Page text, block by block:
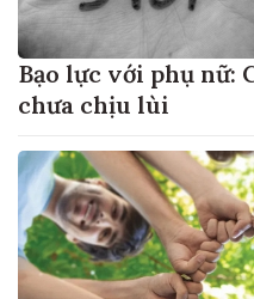
Bạo lực với phụ nữ:
chưa chịu lùi